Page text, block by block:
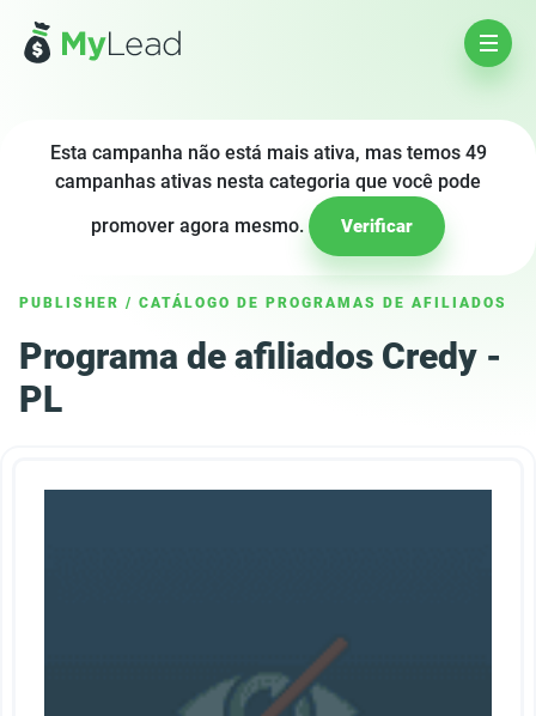
Esta campanha não está mais ativa, mas temos 49
campanhas ativas nesta categoria que você pode
promover agora mesmo.
Verificar
PUBLISHER / CATÁLOGO DE PROGRAMAS DE AFILIADOS
Programa de afiliados Credy -
PL